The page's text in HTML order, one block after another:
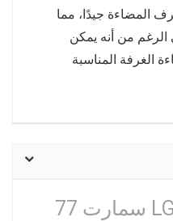
المضاءة جيدًا، مما
الرغم من أنه يمكن
الغرفة المناسبة
تلفزيون LG سمارت 77